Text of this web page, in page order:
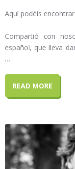
Aquí podéis
Compartió con
español, que lleva
…
READ MORE